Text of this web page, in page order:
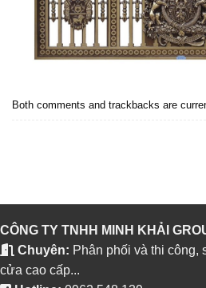
Both comments and trackbacks are
CÔNG TY TNHH MINH KHẢI
Chuyên: Phân phối và thi công,
cửa cao cấp...